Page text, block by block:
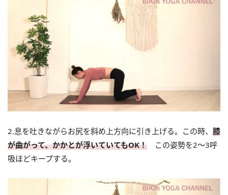
2.息を吐きながらお尻を斜め上方向に引き上げる。この時、 膝
が曲がって、かかとが浮いていてもOK！ この姿勢を2～3呼
吸ほどキープする。